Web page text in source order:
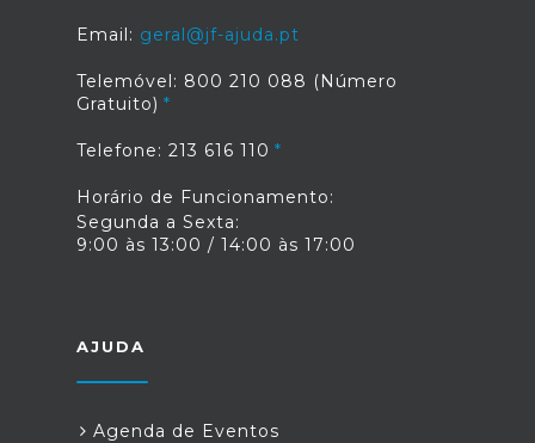
Email: geral@jf-ajuda.pt
Telemóvel: 800 210 088 (Número
Gratuito)
Telefone: 213 616 110
Horário de Funcionamento:
Segunda a Sexta:
9:00 às 13:00 / 14:00 às 17:00
AJUDA
Agenda de Eventos